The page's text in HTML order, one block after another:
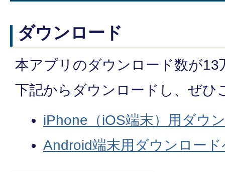
ダウンロード
本アプリのダウンロード数が13
下記からダウンロードし、ぜひ
iPhone（iOS端末）用ダウ
Android端末用ダウンロー